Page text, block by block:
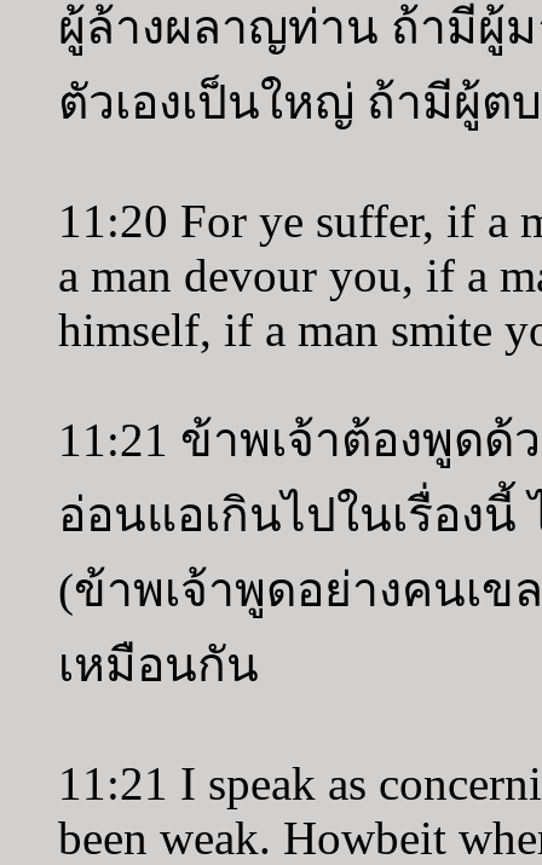
ผู้ล้างผลาญท่าน ถ้ามีผู้
ตัวเองเป็นใหญ่ ถ้ามีผู้ต
11:20 For ye suffer, if a
a man devour you, if a
himself, if a man smite
11:21 ข้าพเจ้าต้องพูดด้
อ่อนแอเกินไปในเรื่องนี้
(ข้าพเจ้าพูดอย่างคนเข
เหมือนกัน
11:21 I speak as
been weak. Howbeit